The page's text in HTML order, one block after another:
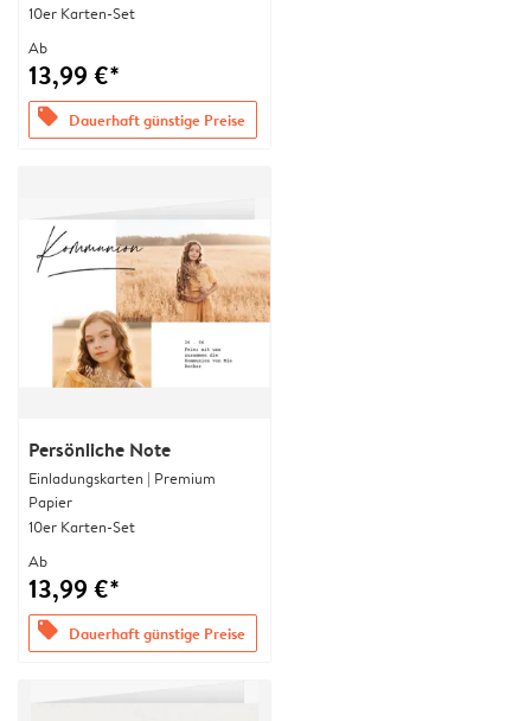
10er Karten-Set
Ab
13,99 €*
offers Dauerhaft günstige Preise
Persönliche Note
Einladungskarten | Premium
Papier
10er Karten-Set
Ab
13,99 €*
offers Dauerhaft günstige Preise